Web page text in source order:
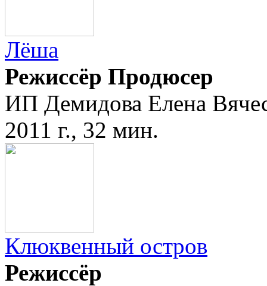
Лёша
Режиссёр Продюсер
ИП Демидова Елена
2011 г., 32 мин.
Клюквенный остров
Режиссёр